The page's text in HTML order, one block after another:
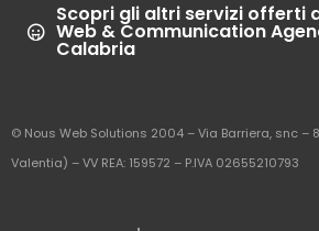
Scopri gli altri servizi offerti
Web & Communication
Calabria
© Nous Web Solutions 2004 – Via Barriera, snc –
Valentia) – VV REA: 159572 – P.IVA 02655210793